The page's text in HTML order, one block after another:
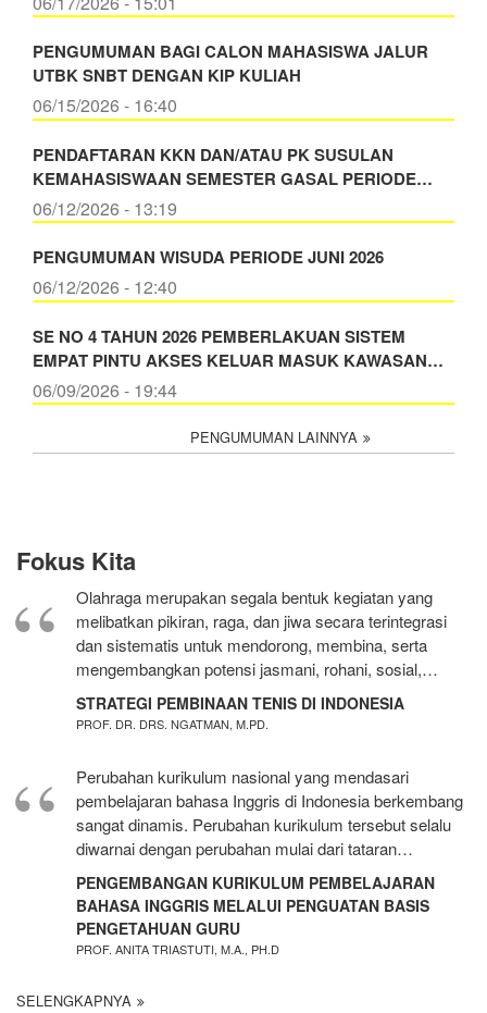
PENGUMUMAN BAGI CALON MAHASISWA JALUR
UTBK SNBT DENGAN KIP KULIAH
06/15/2026 - 16:40
PENDAFTARAN KKN DAN/ATAU PK SUSULAN
KEMAHASISWAAN SEMESTER GASAL PERIODE…
06/12/2026 - 13:19
PENGUMUMAN WISUDA PERIODE JUNI 2026
06/12/2026 - 12:40
SE NO 4 TAHUN 2026 PEMBERLAKUAN SISTEM
EMPAT PINTU AKSES KELUAR MASUK KAWASAN…
06/09/2026 - 19:44
PENGUMUMAN LAINNYA
Fokus Kita
Olahraga merupakan segala bentuk kegiatan yang
melibatkan pikiran, raga, dan jiwa secara terintegrasi
dan sistematis untuk mendorong, membina, serta
mengembangkan potensi jasmani, rohani, sosial,…
STRATEGI PEMBINAAN TENIS DI INDONESIA
PROF. DR. DRS. NGATMAN, M.PD.
Perubahan kurikulum nasional yang mendasari
pembelajaran bahasa Inggris di Indonesia berkembang
sangat dinamis. Perubahan kurikulum tersebut selalu
diwarnai dengan perubahan mulai dari tataran…
PENGEMBANGAN KURIKULUM PEMBELAJARAN
BAHASA INGGRIS MELALUI PENGUATAN BASIS
PENGETAHUAN GURU
PROF. ANITA TRIASTUTI, M.A., PH.D
SELENGKAPNYA